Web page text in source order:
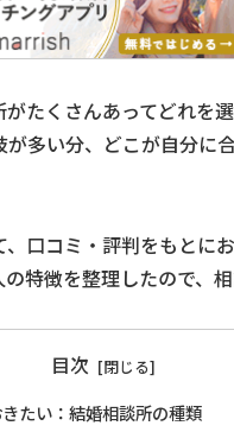
がたくさんあってどれを
多い分、どこが自分に
口コミ・評判をもとに
特徴を整理したので、
目次
たい：結婚相談所の種類